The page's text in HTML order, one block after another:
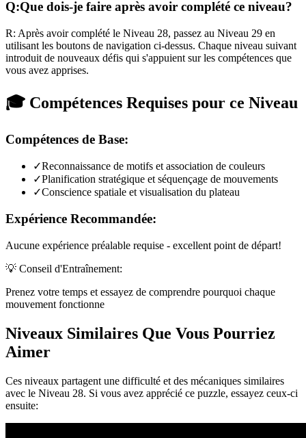
Q:Que dois-je faire après avoir complété ce niveau?
R: Après avoir complété le Niveau 28, passez au Niveau 29 en
utilisant les boutons de navigation ci-dessus. Chaque niveau suivant
introduit de nouveaux défis qui s'appuient sur les compétences que
vous avez apprises.
🎓 Compétences Requises pour ce Niveau
Compétences de Base:
✓Reconnaissance de motifs et association de couleurs
✓Planification stratégique et séquençage de mouvements
✓Conscience spatiale et visualisation du plateau
Expérience Recommandée:
Aucune expérience préalable requise - excellent point de départ!
💡 Conseil d'Entraînement:
Prenez votre temps et essayez de comprendre pourquoi chaque
mouvement fonctionne
Niveaux Similaires Que Vous Pourriez
Aimer
Ces niveaux partagent une difficulté et des mécaniques similaires
avec le Niveau 28. Si vous avez apprécié ce puzzle, essayez ceux-ci
ensuite: